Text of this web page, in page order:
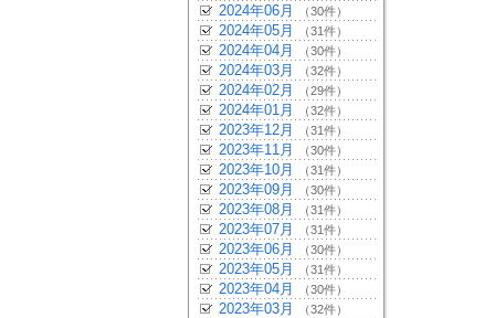
2024年06月 （30件）
2024年05月 （31件）
2024年04月 （30件）
2024年03月 （32件）
2024年02月 （29件）
2024年01月 （32件）
2023年12月 （31件）
2023年11月 （30件）
2023年10月 （31件）
2023年09月 （30件）
2023年08月 （31件）
2023年07月 （31件）
2023年06月 （30件）
2023年05月 （31件）
2023年04月 （30件）
2023年03月 （32件）